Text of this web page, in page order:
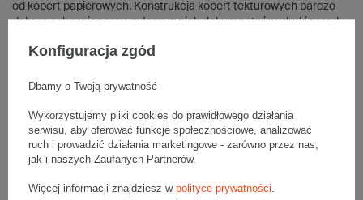
od kopert papierowych. Konstrukcja kopert tekturowych bardzo
dobrze zabezpiecza wysyłane w nich dokumenty i wydruki przed
związku z czym, użycie kopert tekturowych ma wpływ na
Konfiguracja zgód
Dbamy o Twoją prywatność
Wykorzystujemy pliki cookies do prawidłowego działania
serwisu, aby oferować funkcje społecznościowe, analizować
ruch i prowadzić działania marketingowe - zarówno przez nas,
jak i naszych Zaufanych Partnerów.
Więcej informacji znajdziesz w polityce prywatności